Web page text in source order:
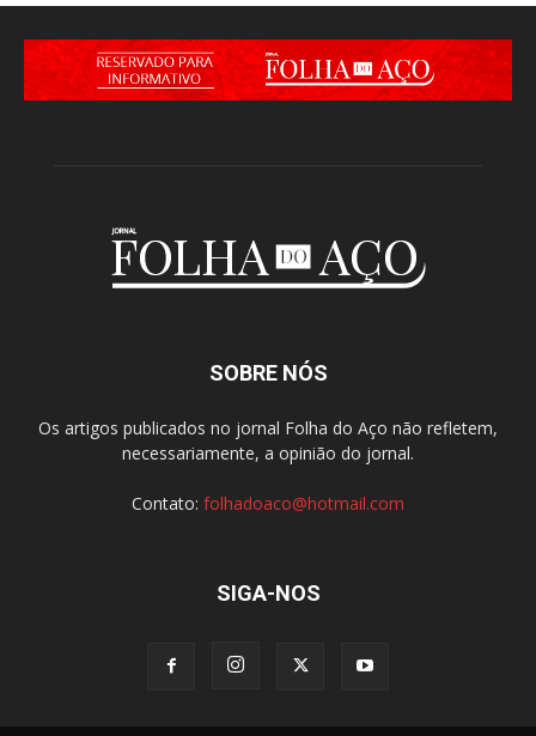
SOBRE NÓS
Os artigos publicados no jornal Folha do Aço não refletem,
necessariamente, a opinião do jornal.
Contato: folhadoaco@hotmail.com
SIGA-NOS